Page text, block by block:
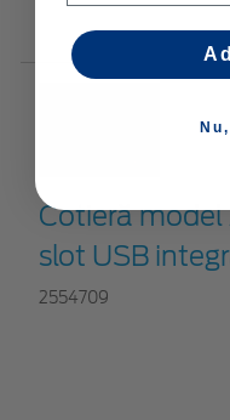
Cotieră model
slot USB
2554709